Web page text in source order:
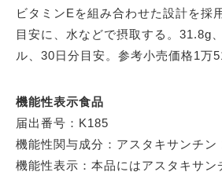
ビタミンEを組み合わせた設計を採
目安に、水などで摂取する。31.8g
ル、30日分目安。参考小売価格1万
機能性表示食品
届出番号：K185
機能性関与成分：アスタキサンチン
機能性表示：本品にはアスタキサン